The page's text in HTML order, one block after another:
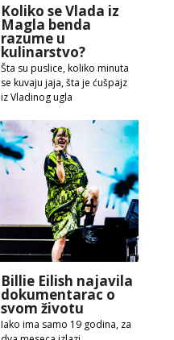
Koliko se Vlada iz
Magla benda
razume u
kulinarstvo?
Šta su puslice, koliko minuta
se kuvaju jaja, šta je ćušpajz
iz Vladinog ugla
Billie Eilish najavila
dokumentarac o
svom životu
Iako ima samo 19 godina, za